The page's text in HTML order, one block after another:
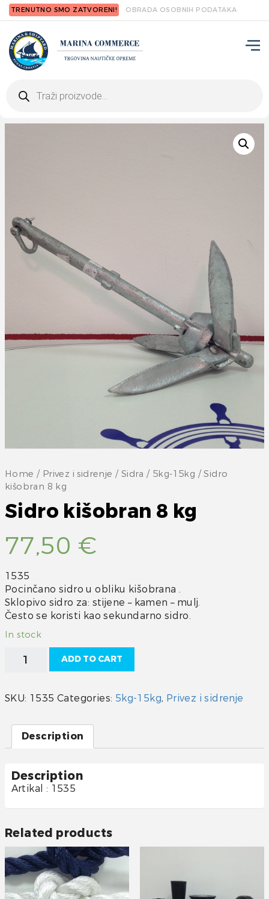
TRENUTNO SMO ZATVORENI! OBRADA OSOBNIH PODATAKA
search
Home / Privez i sidrenje / Sidra / 5kg-15kg / Sidro
kišobran 8 kg
Sidro kišobran 8 kg
77,50 €
1535
Pocinčano sidro u obliku kišobrana .
Sklopivo sidro za: stijene – kamen – mulj.
Često se koristi kao sekundarno sidro.
In stock
Sidro
kišobran
kg
quantity
ADD TO CART
SKU: 1535 Categories: 5kg-15kg, Privez i sidrenje
Description
Description
Artikal : 1535
Related products